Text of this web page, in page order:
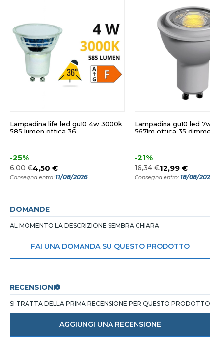
Lampadina life led gu10 4w 3000k
585 lumen ottica 36
-25%
6,00 €4,50 €
Consegna entro: 11/08/2026
Lampadina gu10 led 7w
567lm ottica 35
-21%
16,34 €12,99 €
Consegna entro: 18/08/2026
DOMANDE
AL MOMENTO LA DESCRIZIONE SEMBRA CHIARA
FAI UNA DOMANDA SU QUESTO PRODOTTO
RECENSIONI
SI TRATTA DELLA PRIMA RECENSIONE PER QUESTO PRODOTTO
AGGIUNGI UNA RECENSIONE